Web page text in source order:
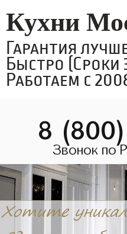
Кухни
Гарантия
Быстро (Сроки
Работаем с
8
Звонок по